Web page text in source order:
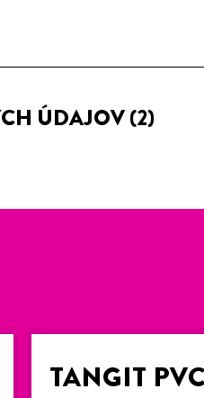
ÚDAJOV(2)
TANGIT